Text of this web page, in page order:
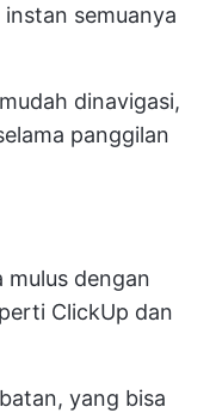
semuanya
dinavigasi,
panggilan
dengan
ClickUp dan
yang bisa